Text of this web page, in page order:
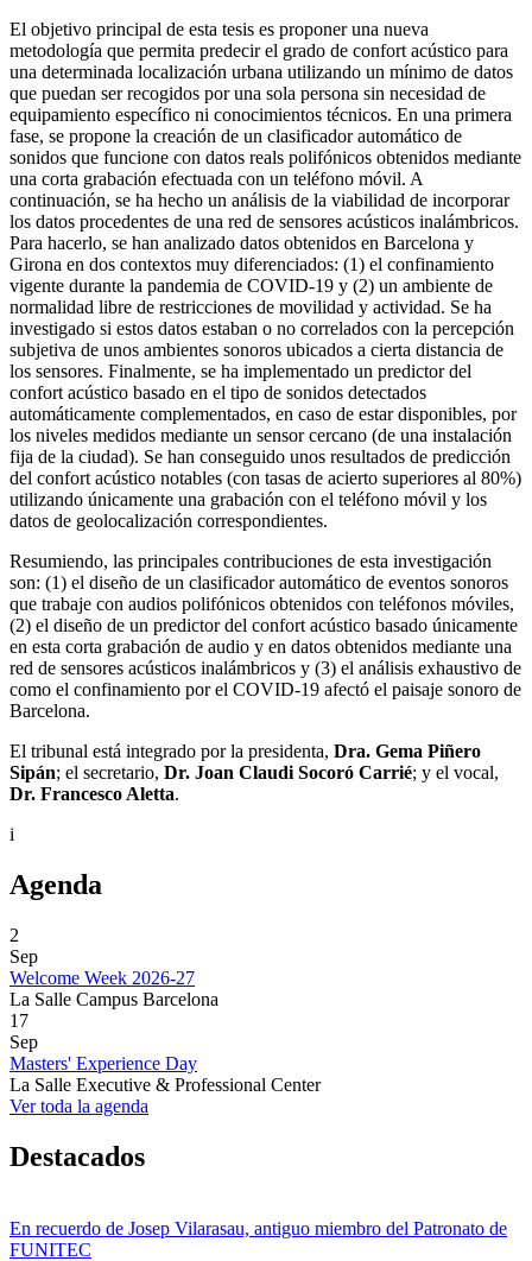
El objetivo principal de esta tesis es proponer una nueva
metodología que permita predecir el grado de confort acústico para
una determinada localización urbana utilizando un mínimo de datos
que puedan ser recogidos por una sola persona sin necesidad de
equipamiento específico ni conocimientos técnicos. En una primera
fase, se propone la creación de un clasificador automático de
sonidos que funcione con datos reals polifónicos obtenidos mediante
una corta grabación efectuada con un teléfono móvil. A
continuación, se ha hecho un análisis de la viabilidad de incorporar
los datos procedentes de una red de sensores acústicos inalámbricos.
Para hacerlo, se han analizado datos obtenidos en Barcelona y
Girona en dos contextos muy diferenciados: (1) el confinamiento
vigente durante la pandemia de COVID-19 y (2) un ambiente de
normalidad libre de restricciones de movilidad y actividad. Se ha
investigado si estos datos estaban o no correlados con la percepción
subjetiva de unos ambientes sonoros ubicados a cierta distancia de
los sensores. Finalmente, se ha implementado un predictor del
confort acústico basado en el tipo de sonidos detectados
automáticamente complementados, en caso de estar disponibles, por
los niveles medidos mediante un sensor cercano (de una instalación
fija de la ciudad). Se han conseguido unos resultados de predicción
del confort acústico notables (con tasas de acierto superiores al 80%)
utilizando únicamente una grabación con el teléfono móvil y los
datos de geolocalización correspondientes.
Resumiendo, las principales contribuciones de esta investigación
son: (1) el diseño de un clasificador automático de eventos sonoros
que trabaje con audios polifónicos obtenidos con teléfonos móviles,
(2) el diseño de un predictor del confort acústico basado únicamente
en esta corta grabación de audio y en datos obtenidos mediante una
red de sensores acústicos inalámbricos y (3) el análisis exhaustivo de
como el confinamiento por el COVID-19 afectó el paisaje sonoro de
Barcelona.
El tribunal está integrado por la presidenta, Dra. Gema Piñero
Sipán; el secretario, Dr. Joan Claudi Socoró Carrié; y el vocal,
Dr. Francesco Aletta.
i
Agenda
2
Sep
Welcome Week 2026-27
La Salle Campus Barcelona
17
Sep
Masters' Experience Day
La Salle Executive & Professional Center
Ver toda la agenda
Destacados
En recuerdo de Josep Vilarasau, antiguo miembro del Patronato de
FUNITEC